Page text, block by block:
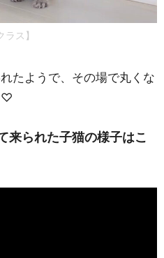
ス】
たようで、その場で丸くな
♡
来られた子猫の様子はこ